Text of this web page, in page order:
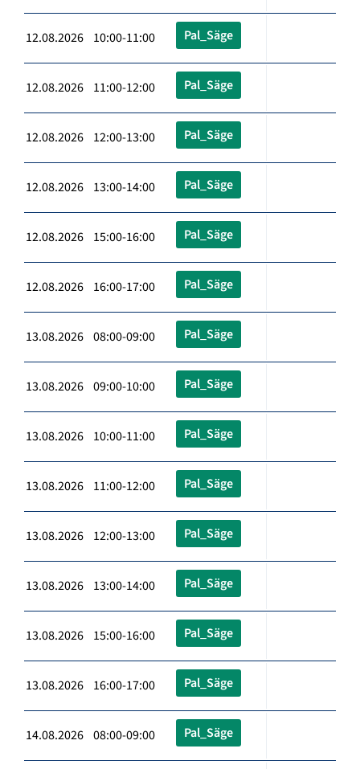
12.08.2026 10:00-11:00 Pal_Säge
12.08.2026 11:00-12:00 Pal_Säge
12.08.2026 12:00-13:00 Pal_Säge
12.08.2026 13:00-14:00 Pal_Säge
12.08.2026 15:00-16:00 Pal_Säge
12.08.2026 16:00-17:00 Pal_Säge
13.08.2026 08:00-09:00 Pal_Säge
13.08.2026 09:00-10:00 Pal_Säge
13.08.2026 10:00-11:00 Pal_Säge
13.08.2026 11:00-12:00 Pal_Säge
13.08.2026 12:00-13:00 Pal_Säge
13.08.2026 13:00-14:00 Pal_Säge
13.08.2026 15:00-16:00 Pal_Säge
13.08.2026 16:00-17:00 Pal_Säge
14.08.2026 08:00-09:00 Pal_Säge